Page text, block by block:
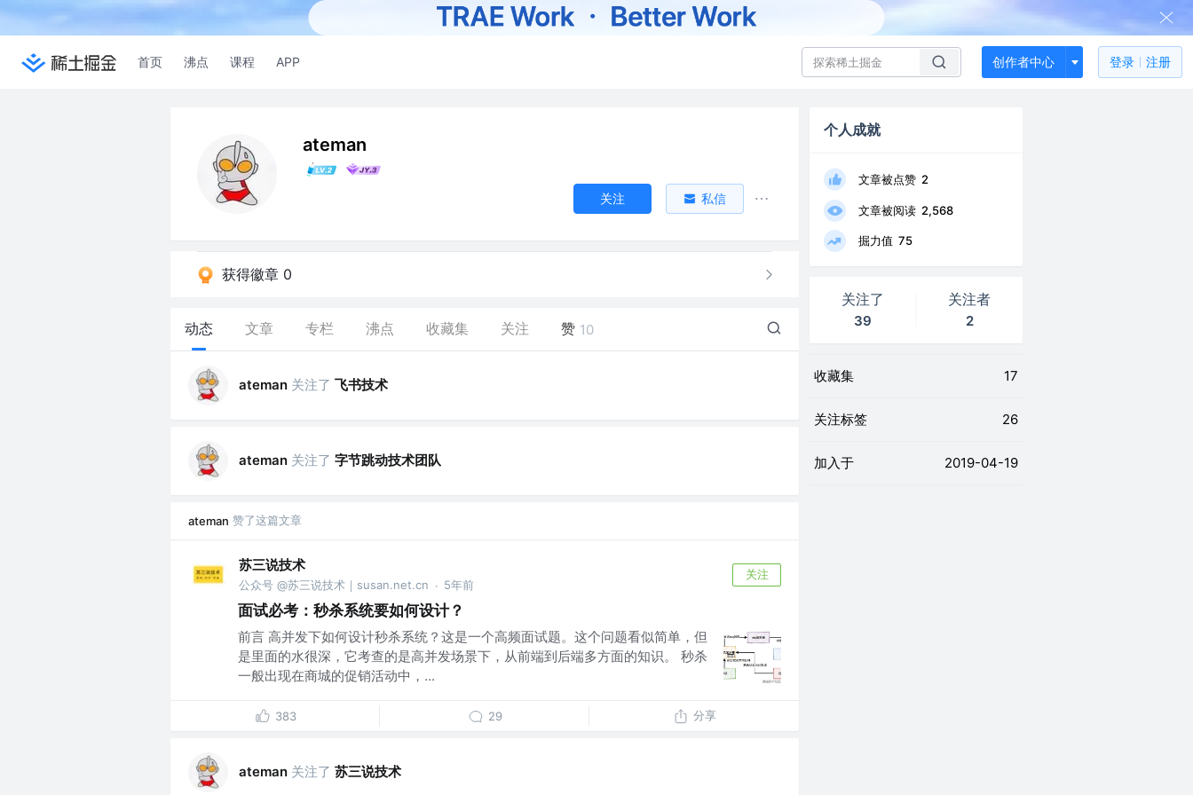
首页 沸点 课程 APP 创作者中心 登录 注册
ateman
关注 私信
获得徽章 0
动态 文章 专栏 沸点 收藏集 关注 赞 10
ateman 关注了 飞书技术
ateman 关注了 字节跳动技术团队
ateman 赞了这篇文章
苏三说技术
公众号 @苏三说技术｜susan.net.cn · 5年前
关注
面试必考：秒杀系统要如何设计？
前言 高并发下如何设计秒杀系统？这是一个高频面试题。这个问题看似简单，但
是里面的水很深，它考查的是高并发场景下，从前端到后端多方面的知识。 秒杀
一般出现在商城的促销活动中，...
383 29 分享
ateman 关注了 苏三说技术
个人成就
文章被点赞 2
文章被阅读 2,568
掘力值 75
关注了
39
关注者
2
收藏集 17
关注标签 26
加入于 2019-04-19